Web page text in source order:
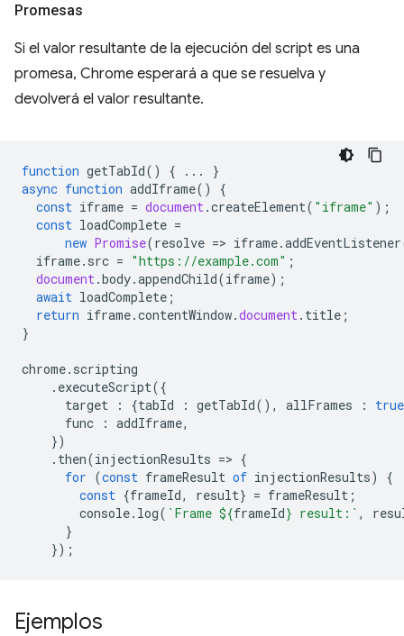
Promesas
Si el valor resultante de la ejecución del script es una
promesa, Chrome esperará a que se resuelva y
devolverá el valor resultante.
function getTabId() { ...
}
async function addIframe()
{
const iframe = document.createElement( "iframe" );
const loadComplete =
new Promise(resolve => iframe.addEventListener
iframe. src = "https://example.com" ;
document.body.appendChild(iframe);
await loadComplete ;
return iframe.contentWindow.document. title ;
}
chrome. scripting
. executeScript({
target
: {tabId : getTabId(), allFrames :
true
func
: addIframe,
})
. then(injectionResults => {
for (const frameResult of injectionResults)
{
const {frameId, result} = frameResult ;
console. log( `Frame ${frameId} result:` ,
}
});
Ejemplos